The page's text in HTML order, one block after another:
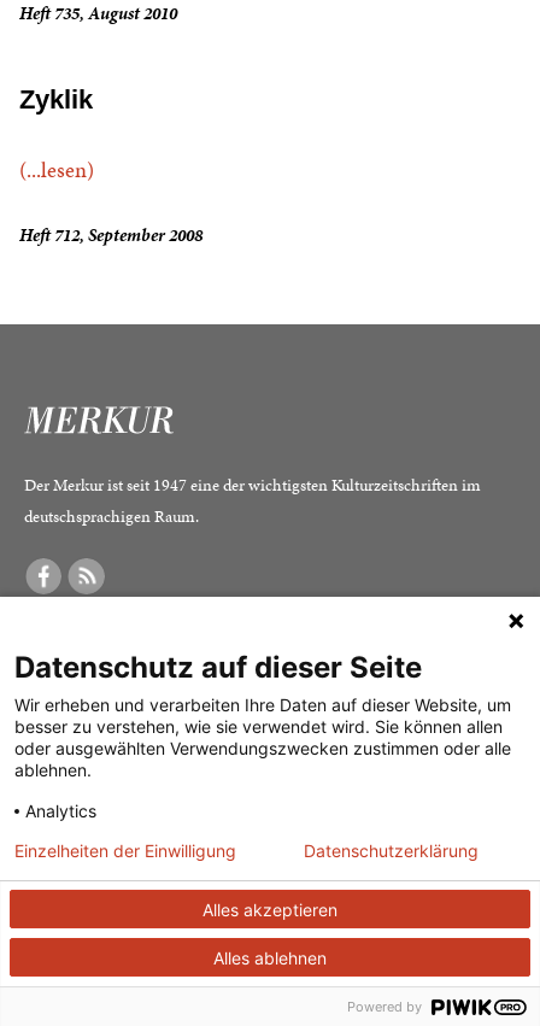
Heft 735, August 2010
Zyklik
(...lesen)
Heft 712, September 2008
Der Merkur ist seit 1947 eine der wichtigsten Kulturzeitschriften im
deutschsprachigen Raum.
Was ist der Merkur?
Herausgeber /
Redaktion
Verlag
Alle Abos im Überblick
Print-Abo
Digital-Abo
Abo kündigen
Vertrag widerrufen
Impressum
Datenschutz
Mediadaten
© 2026J. G. Cotta’sche Buchhandlung Nachfolger GmbH| Technische
ganztags GmbH
Datenschutz auf dieser Seite
Wir erheben und verarbeiten Ihre Daten auf dieser Website, um
besser zu verstehen, wie sie verwendet wird. Sie können allen
oder ausgewählten Verwendungszwecken zustimmen oder alle
ablehnen.
Analytics
Alles akzeptieren
Alles ablehnen
Einzelheiten der Einwilligung Datenschutzerklärung
Powered by